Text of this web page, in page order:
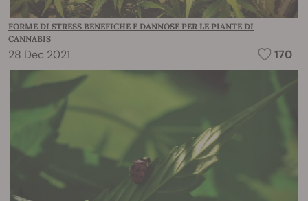
FORME DI STRESS BENEFICHE E DANNOSE PER LE PIANTE DI
CANNABIS
28 Dec 2021 170